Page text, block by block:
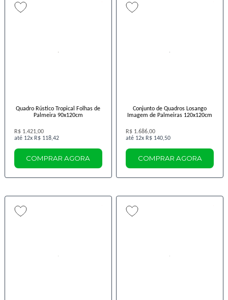
Quadro Rústico Tropical Folhas de
Palmeira 90x120cm
R$ 1.421,00
12x R$ 118,42
COMPRAR AGORA
Conjunto de Quadros Losango
Imagem de Palmeiras 120x120cm
R$ 1.686,00
12x R$ 140,50
COMPRAR AGORA